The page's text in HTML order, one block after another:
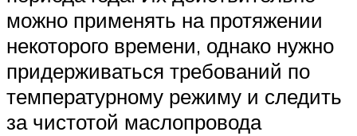
можно применять на протяжении
некоторого времени, однако нужно
придерживаться требований по
температурному режиму и следить
за чистотой маслопровода